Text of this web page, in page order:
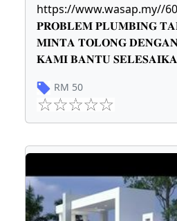
https://www.wasap.my//
𝐏𝐑𝐎𝐁𝐋𝐄𝐌 𝐏𝐋𝐔𝐌𝐁𝐈𝐍𝐆
𝐌𝐈𝐍𝐓𝐀 𝐓𝐎𝐋𝐎𝐍𝐆
𝐊𝐀𝐌𝐈 𝐁𝐀𝐍𝐓𝐔
RM 50